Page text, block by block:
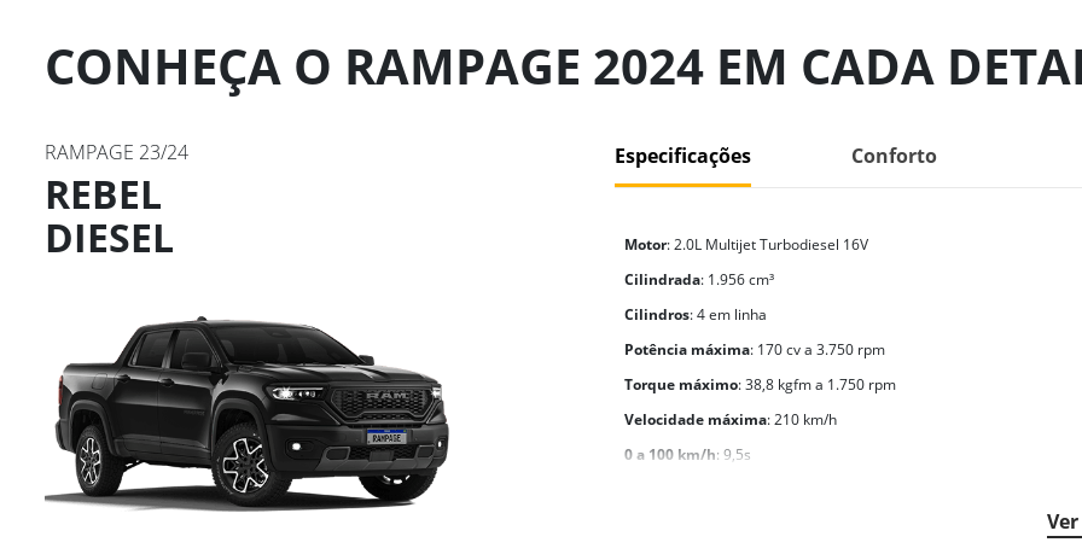
CONHEÇA O RAMPAGE 2024 EM CADA
RAMPAGE 23/24
REBEL
DIESEL
Especificações Conforto
Motor : 2.0L Multijet Turbodiesel 16V
Cilindrada : 1.956 cm³
Cilindros : 4 em linha
Potência máxima : 170 cv a 3.750 rpm
Torque máximo : 38,8 kgfm a 1.750 rpm
Velocidade máxima : 210 km/h
0 a 100 km/h : 9,5s